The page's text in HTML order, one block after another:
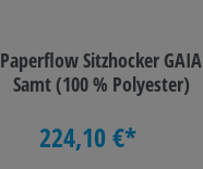
Paperflow Sitzhocker GAIA
Samt (100 % Polyester)
224,10 €*